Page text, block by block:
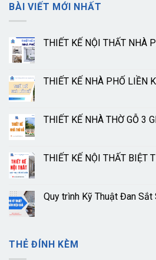
BÀI VIẾT MỚI NHẤT
THIẾT KẾ NỘI THẤT NHÀ
THIẾT KẾ NHÀ PHỐ LIỀN
THIẾT KẾ NHÀ THỜ GỖ 3
THIẾT KẾ NỘI THẤT BIỆT
Quy trình Kỹ Thuật Đan Sắt
THẺ ĐÍNH KÈM